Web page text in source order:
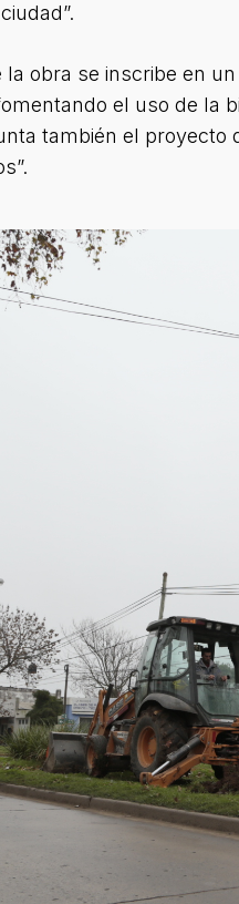
la obra se inscribe en
el uso de la
también el proyecto